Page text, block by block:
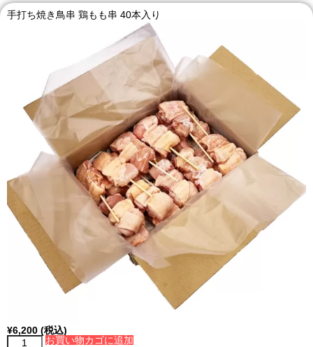
手打ち焼き鳥串 鶏もも串 40本入り
¥6,200 (税込)
お買い物カゴに追加